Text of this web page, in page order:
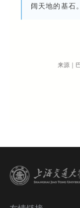
阔天地的基石。
来源｜